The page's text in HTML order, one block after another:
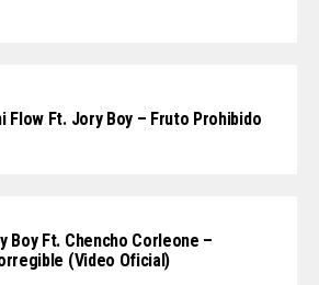
Flow Ft. Jory Boy – Fruto Prohibido
Boy Ft. Chencho Corleone –
(Video Oficial)